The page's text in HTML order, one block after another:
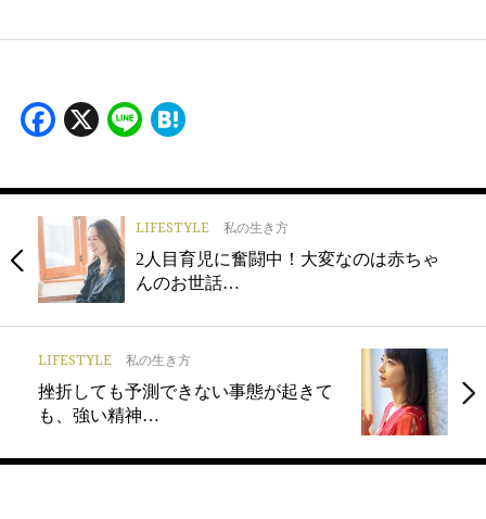
Facebook
X Line
LIFESTYLE 私の生き方
2人目育児に奮闘中！大変なのは赤ちゃ
んのお世話…
LIFESTYLE 私の生き方
挫折しても予測できない事態が起きて
も、強い精神…